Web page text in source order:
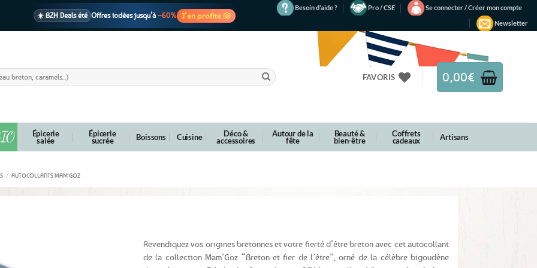
☀️ BZH Deals été Offres iodées jusqu’à –60% J’en profite 🐚
Besoin d’aide ? Pro / CSE
Se connecter / Créer mon compte
Newsletter
FAVORIS 0,00€
Épicerie
salée
Épicerie
sucrée Boissons Cuisine Déco &
accessoires
Autour de la
fête
Beauté &
bien-être
Coffrets
cadeaux Artisans
/ AUTOCOLLANTS MAM'GOZ
Revendiquez vos origines bretonnes et votre fierté d’être breton avec cet autocollant
de la collection Mam’Goz “Breton et fier de l’être”, orné de la célèbre bigoudène